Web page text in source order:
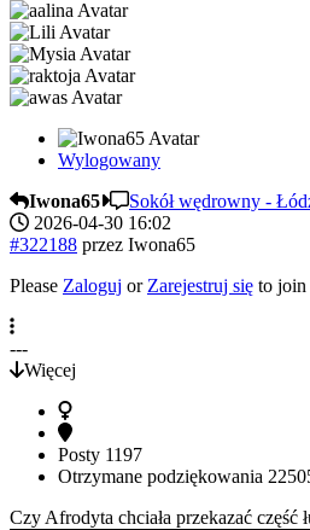
Wylogowany
Iwona65
Sokół wędrowny -
2026-04-30 16:02
#322188 przez Iwona65
Please Zaloguj or Zarejestruj się to join
---
Więcej
Posty 1197
Otrzymane podziękowania
Czy Afrodyta chciała przekazać część